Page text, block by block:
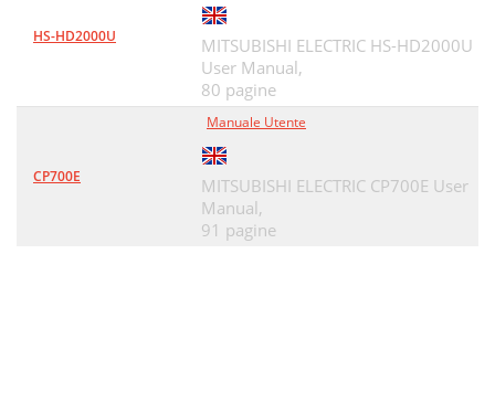
HS-HD2000U
MITSUBISHI ELECTRIC HS-HD2000U
User Manual,
80 pagine
CP700E
Manuale Utente
MITSUBISHI ELECTRIC CP700E User
Manual,
91 pagine